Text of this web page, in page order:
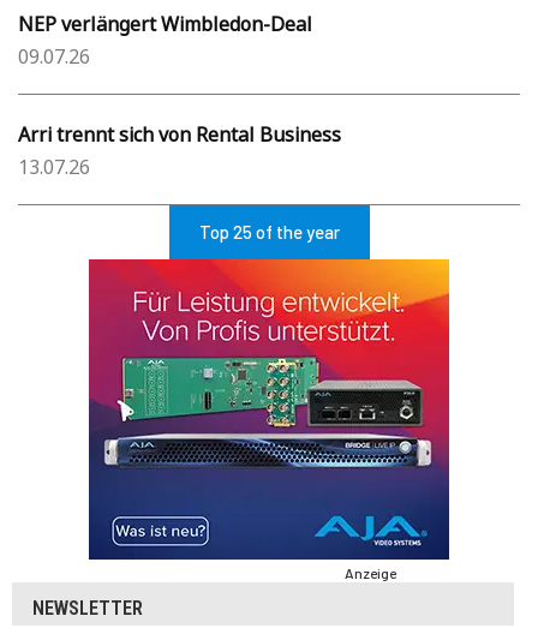
NEP verlängert Wimbledon-Deal
09.07.26
Arri trennt sich von Rental Business
13.07.26
Top 25 of the year
Anzeige
NEWSLETTER